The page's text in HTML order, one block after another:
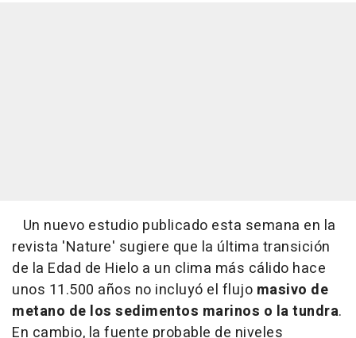
Un nuevo estudio publicado esta semana en la
revista 'Nature' sugiere que la última transición
de la Edad de Hielo a un clima más cálido hace
unos 11.500 años no incluyó el flujo masivo de
metano de los sedimentos marinos o la tundra.
En cambio, la fuente probable de niveles